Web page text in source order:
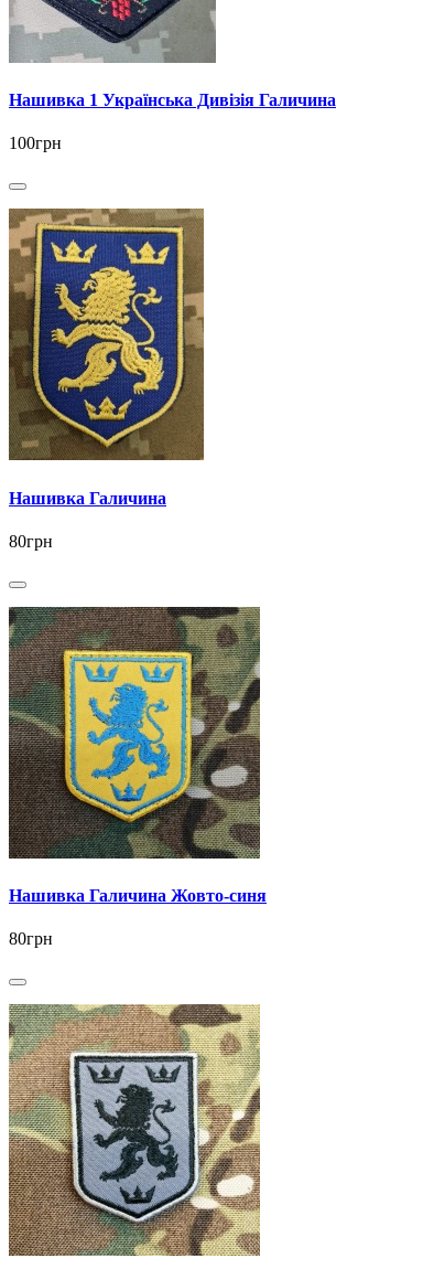
Нашивка 1 Українська Дивізія Галичина
100грн
Нашивка Галичина
80грн
Нашивка Галичина Жовто-синя
80грн